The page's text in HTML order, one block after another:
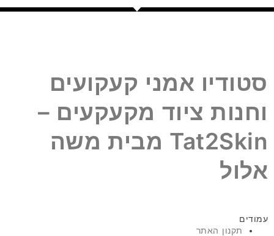
סטודיו אמני קעקועים
וחנות ציוד מקעקעים –
Tat2Skin מבית משה
אלול
עמודים
תקנון האתר